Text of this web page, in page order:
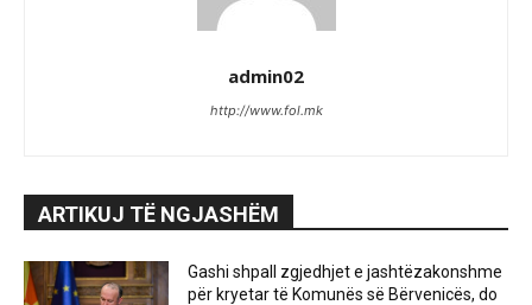
admin02
http://www.fol.mk
ARTIKUJ TË NGJASHËM
Gashi shpall zgjedhjet e jashtëzakonshme
për kryetar të Komunës së Bërvenicës, do